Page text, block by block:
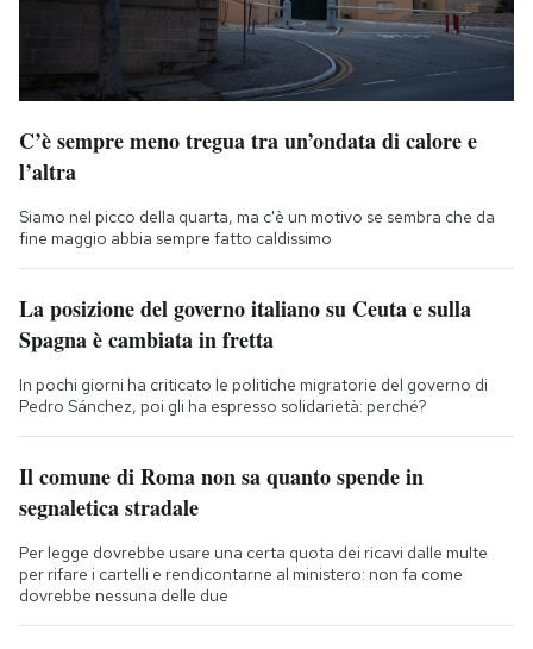
C’è sempre meno tregua tra un’ondata di calore e
l’altra
Siamo nel picco della quarta, ma c'è un motivo se sembra che da
fine maggio abbia sempre fatto caldissimo
La posizione del governo italiano su Ceuta e sulla
Spagna è cambiata in fretta
In pochi giorni ha criticato le politiche migratorie del governo di
Pedro Sánchez, poi gli ha espresso solidarietà: perché?
Il comune di Roma non sa quanto spende in
segnaletica stradale
Per legge dovrebbe usare una certa quota dei ricavi dalle multe
per rifare i cartelli e rendicontarne al ministero: non fa come
dovrebbe nessuna delle due